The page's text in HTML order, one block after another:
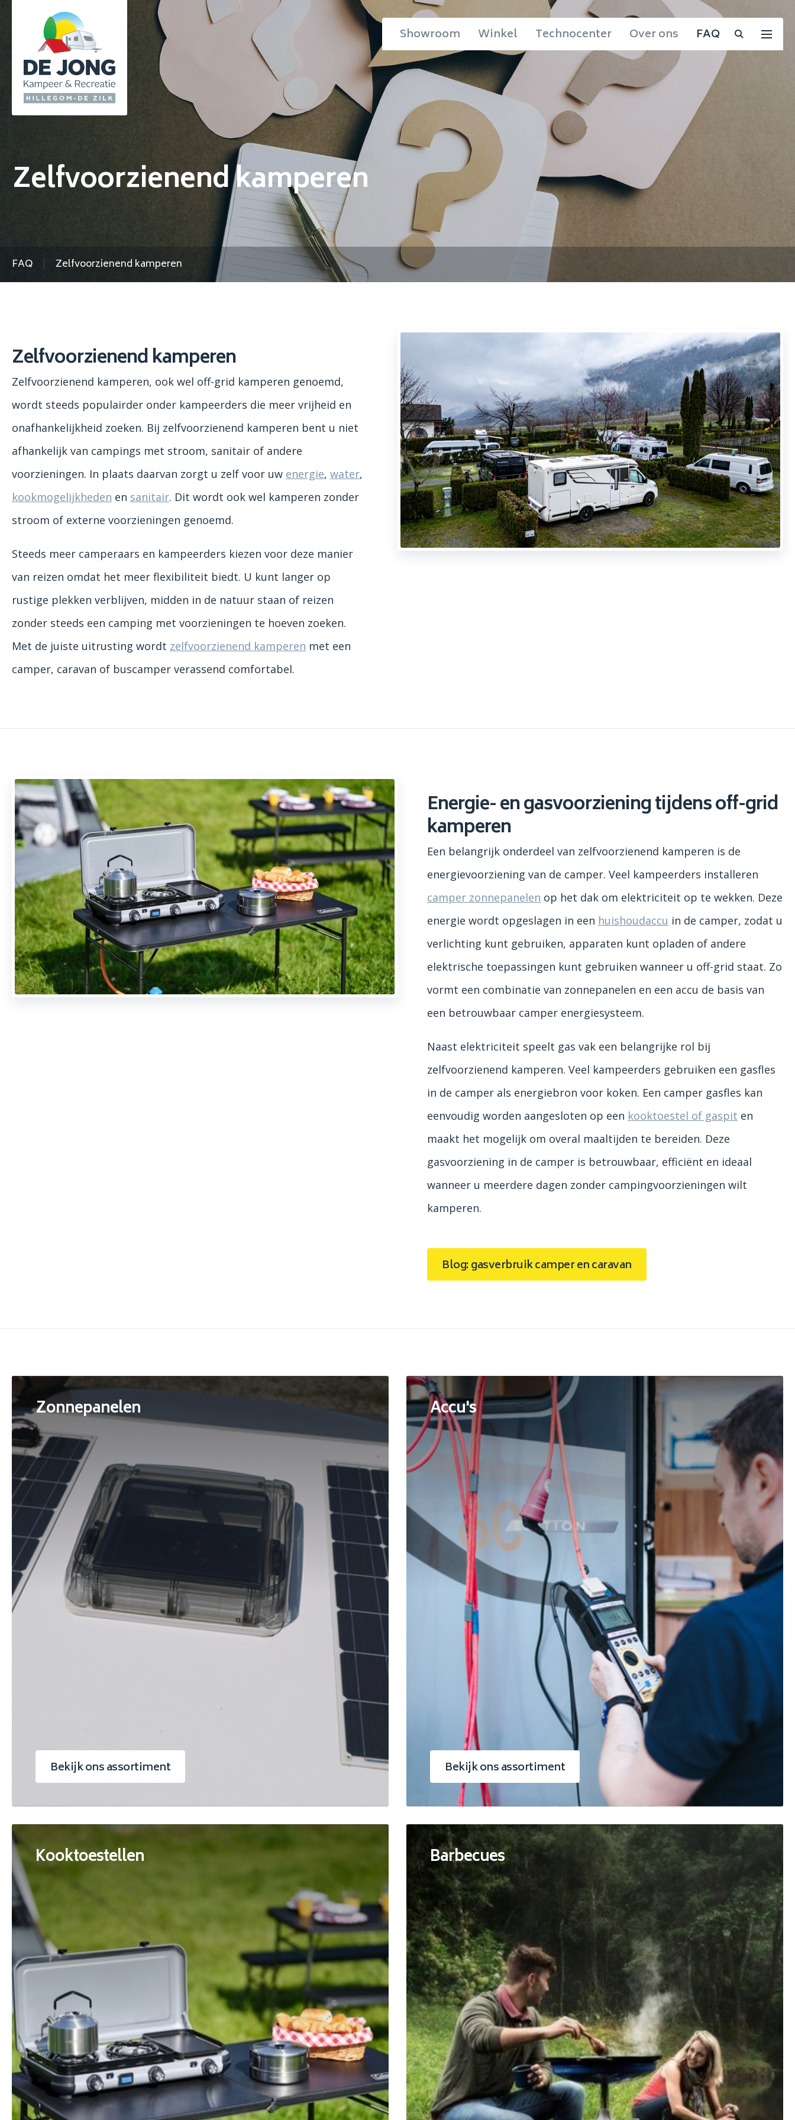
Showroom Winkel Technocenter Over ons FAQ
Zelfvoorzienend kamperen
FAQ Zelfvoorzienend kamperen
Zelfvoorzienend kamperen
Zelfvoorzienend kamperen, ook wel off-grid kamperen genoemd,
wordt steeds populairder onder kampeerders die meer vrijheid en
onafhankelijkheid zoeken. Bij zelfvoorzienend kamperen bent u niet
afhankelijk van campings met stroom, sanitair of andere
voorzieningen. In plaats daarvan zorgt u zelf voor uw energie, water,
kookmogelijkheden en sanitair. Dit wordt ook wel kamperen zonder
stroom of externe voorzieningen genoemd.
Steeds meer camperaars en kampeerders kiezen voor deze manier
van reizen omdat het meer flexibiliteit biedt. U kunt langer op
rustige plekken verblijven, midden in de natuur staan of reizen
zonder steeds een camping met voorzieningen te hoeven zoeken.
Met de juiste uitrusting wordt zelfvoorzienend kamperen met een
camper, caravan of buscamper verassend comfortabel.
Energie- en gasvoorziening tijdens off-grid
kamperen
Een belangrijk onderdeel van zelfvoorzienend kamperen is de
energievoorziening van de camper. Veel kampeerders installeren
camper zonnepanelen op het dak om elektriciteit op te wekken. Deze
energie wordt opgeslagen in een huishoudaccu in de camper, zodat u
verlichting kunt gebruiken, apparaten kunt opladen of andere
elektrische toepassingen kunt gebruiken wanneer u off-grid staat. Zo
vormt een combinatie van zonnepanelen en een accu de basis van
een betrouwbaar camper energiesysteem.
Naast elektriciteit speelt gas vak een belangrijke rol bij
zelfvoorzienend kamperen. Veel kampeerders gebruiken een gasfles
in de camper als energiebron voor koken. Een camper gasfles kan
eenvoudig worden aangesloten op een kooktoestel of gaspit en
maakt het mogelijk om overal maaltijden te bereiden. Deze
gasvoorziening in de camper is betrouwbaar, efficiënt en ideaal
wanneer u meerdere dagen zonder campingvoorzieningen wilt
kamperen.
Blog: gasverbruik camper en caravan
Zonnepanelen
Bekijk ons assortiment
Accu's
Bekijk ons assortiment
Kooktoestellen Barbecues